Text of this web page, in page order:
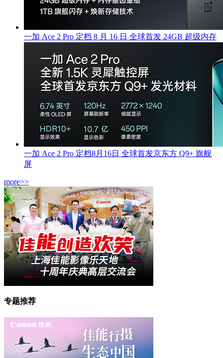
一加 Ace 2 Pro 定档 8 月 16 日 全球首发 24GB 超级内存
一加 Ace 2 Pro 定档8月16日 全球首发京东方 Q9+ 旗舰
屏
more>>
专题推荐